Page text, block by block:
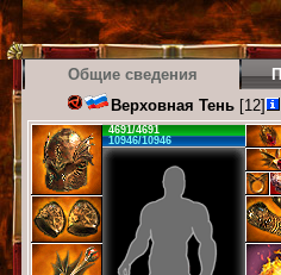
Общие сведения
Верховная Тень [12]
4691/4691
10946/10946